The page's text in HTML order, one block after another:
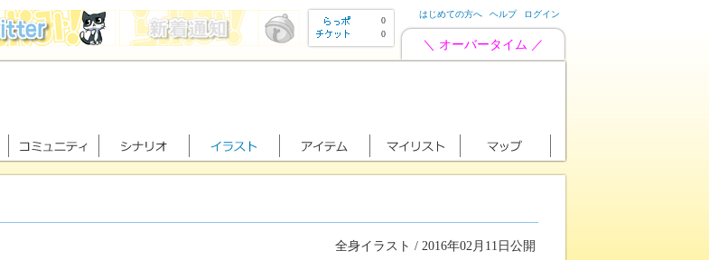
0
0
はじめての方へ ヘルプ ログイン
＼ オーバータイム ／
全身イラスト / 2016年02月11日公開